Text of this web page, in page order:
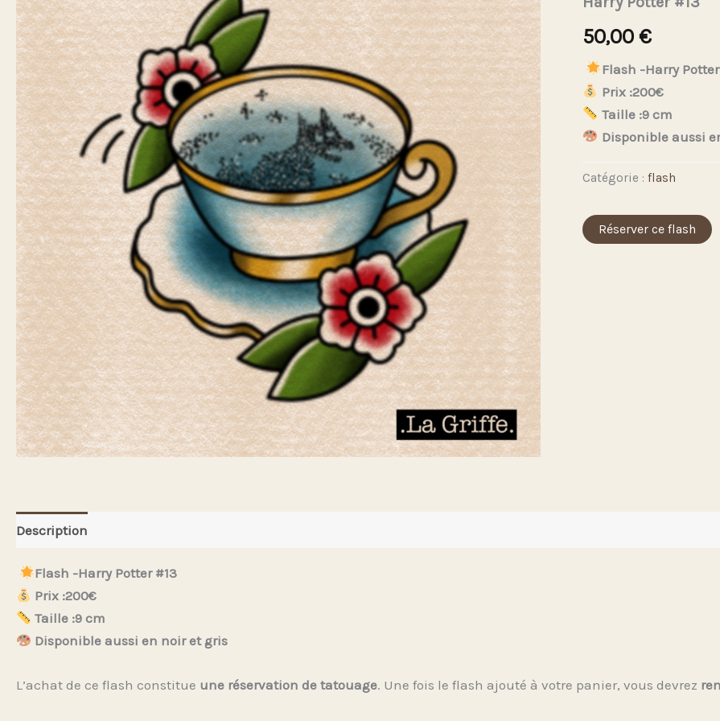
50,00€
Flash -Harry
Prix :200€
Taille :9 cm
Disponible aussi
Catégorie :flash
Réserver ce flash
Description
Flash -Harry Potter #13
Prix :200€
Taille :9 cm
Disponible aussi en noir et gris
L’achat de ce flash constitue une réservation de tatouage. Une fois le flash ajouté à votre panier, vous devrez